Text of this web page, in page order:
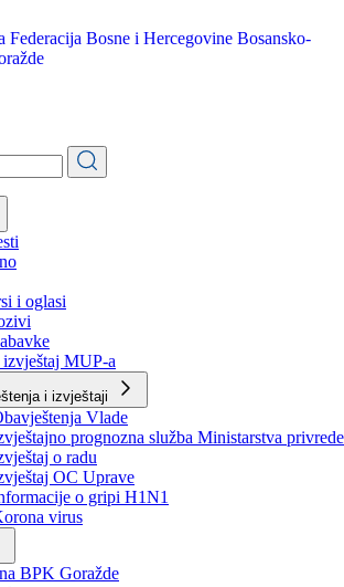
i oglasi
izvještaj MUP-a
i izvještaji
Vlade
prognozna služba Ministarstva privrede
o radu
OC Uprave
o gripi H1N1
virus